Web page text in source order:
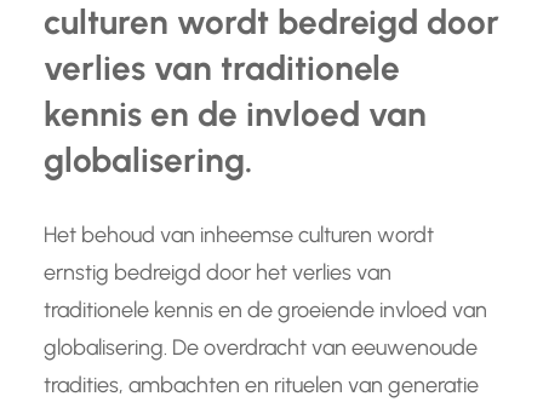
culturen wordt bedreigd door
verlies van traditionele
kennis en de invloed van
globalisering.
Het behoud van inheemse culturen wordt
ernstig bedreigd door het verlies van
traditionele kennis en de groeiende invloed van
globalisering. De overdracht van eeuwenoude
tradities, ambachten en rituelen van generatie